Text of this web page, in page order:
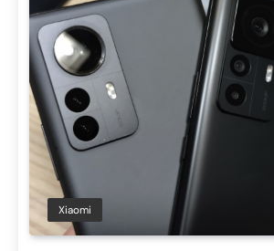
Xiaomi